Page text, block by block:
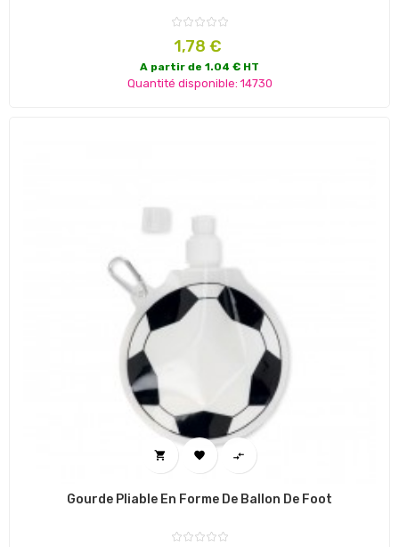
Prix
1,78 €
A partir de 1.04 € HT
Quantité disponible: 14730
  
Gourde Pliable En Forme De Ballon De Foot